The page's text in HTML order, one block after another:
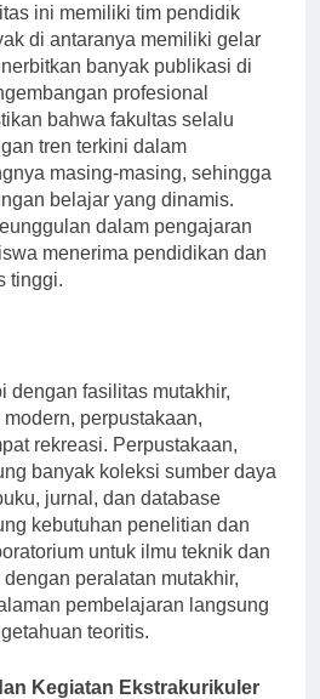
ini memiliki tim pendidik
di antaranya memiliki gelar
banyak publikasi di
profesional
bahwa fakultas selalu
tren terkini dalam
masing-masing, sehingga
belajar yang dinamis.
dalam pengajaran
menerima pendidikan dan
tinggi.
dengan fasilitas mutakhir,
perpustakaan,
rekreasi. Perpustakaan,
banyak koleksi sumber daya
jurnal, dan database
kebutuhan penelitian dan
untuk ilmu teknik dan
peralatan mutakhir,
pembelajaran langsung
teoritis.
Kegiatan Ekstrakurikuler